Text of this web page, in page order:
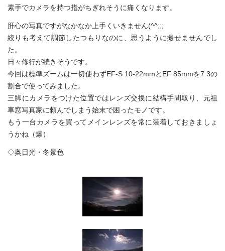
素手でカメラを持つ指がちぎれそうに痛くなります。
肝心の写真ですがなかなか上手くいきません(^^;;;
絞りも考えて調節したつもりなのに、思うように撮せませんでし
た。
日々修行が続きそうです。
今回は標準ズームは一切使わずEF-S 10-22mmとEF 85mmを7:3の
割合で使ってみました。
三脚にカメラをつけた位置ではレンズ交換に結構手間取り、元祖
車窓写真家に頼んでしまう始末で困ったモノです。
もう一台カメラを買ってメインレンズを常に装着しておきましょ
うかね（爆）
◇奥日光・冬景色